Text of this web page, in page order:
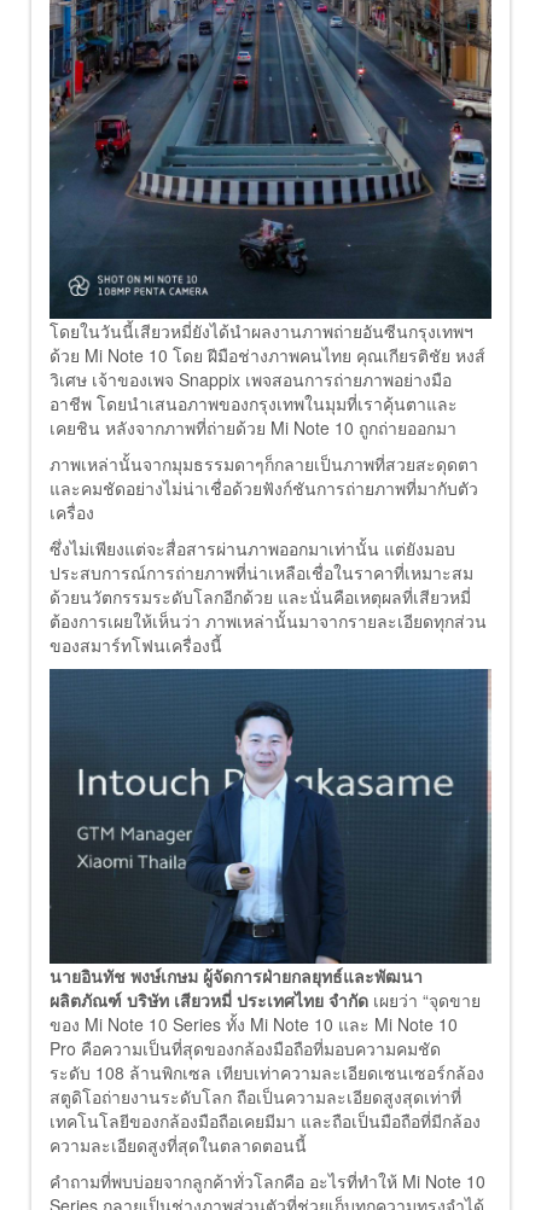
โดยในวันนี้เสียวหมี่ยังได้นำผลงานภาพถ่ายอันซีนกรุงเทพฯ
ด้วย Mi Note 10 โดย ฝีมือช่างภาพคนไทย คุณเกียรติชัย หงส์
วิเศษ เจ้าของเพจ Snappix เพจสอนการถ่ายภาพอย่างมือ
อาชีพ โดยนำเสนอภาพของกรุงเทพในมุมที่เราคุ้นตาและ
เคยชิน หลังจากภาพที่ถ่ายด้วย Mi Note 10 ถูกถ่ายออกมา
ภาพเหล่านั้นจากมุมธรรมดาๆก็กลายเป็นภาพที่สวยสะดุดตา
และคมชัดอย่างไม่น่าเชื่อด้วยฟังก์ชันการถ่ายภาพที่มากับตัว
เครื่อง
ซึ่งไม่เพียงแต่จะสื่อสารผ่านภาพออกมาเท่านั้น แต่ยังมอบ
ประสบการณ์การถ่ายภาพที่น่าเหลือเชื่อในราคาที่เหมาะสม
ด้วยนวัตกรรมระดับโลกอีกด้วย และนั่นคือเหตุผลที่เสียวหมี่
ต้องการเผยให้เห็นว่า ภาพเหล่านั้นมาจากรายละเอียดทุกส่วน
ของสมาร์ทโฟนเครื่องนี้
นายอินทัช พงษ์เกษม ผู้จัดการฝ่ายกลยุทธ์และพัฒนา
ผลิตภัณฑ์ บริษัท เสียวหมี่ ประเทศไทย จำกัด เผยว่า “จุดขาย
ของ Mi Note 10 Series ทั้ง Mi Note 10 และ Mi Note 10
Pro คือความเป็นที่สุดของกล้องมือถือที่มอบความคมชัด
ระดับ 108 ล้านพิกเซล เทียบเท่าความละเอียดเซนเซอร์กล้อง
สตูดิโอถ่ายงานระดับโลก ถือเป็นความละเอียดสูงสุดเท่าที่
เทคโนโลยีของกล้องมือถือเคยมีมา และถือเป็นมือถือที่มีกล้อง
ความละเอียดสูงที่สุดในตลาดตอนนี้
คำถามที่พบบ่อยจากลูกค้าทั่วโลกคือ อะไรที่ทำให้ Mi Note 10